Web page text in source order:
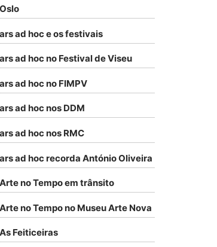
Oslo
ars ad hoc e os festivais
ars ad hoc no Festival de Viseu
ars ad hoc no FIMPV
ars ad hoc nos DDM
ars ad hoc nos RMC
ars ad hoc recorda António Oliveira
Arte no Tempo em trânsito
Arte no Tempo no Museu Arte Nova
As Feiticeiras